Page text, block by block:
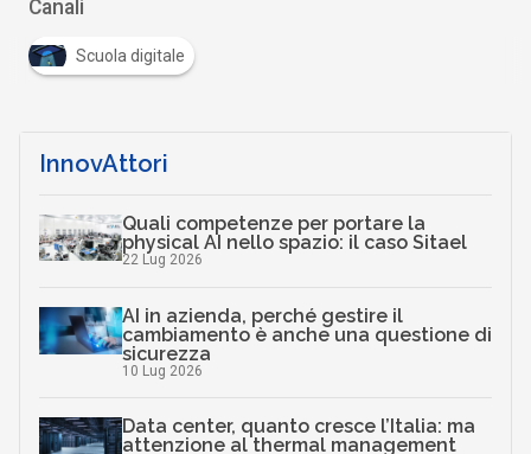
Canali
Scuola digitale
InnovAttori
Quali competenze per portare la
physical AI nello spazio: il caso Sitael
22 Lug 2026
AI in azienda, perché gestire il
cambiamento è anche una questione di
sicurezza
10 Lug 2026
Data center, quanto cresce l’Italia: ma
attenzione al thermal management